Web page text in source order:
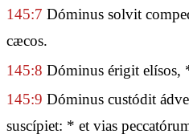
145:7 Dóminus solvit
cæcos.
145:8 Dóminus érigit
145:9 Dóminus custódit
suscípiet: * et vias